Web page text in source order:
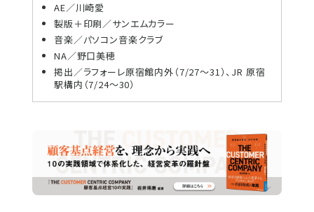
AE／川崎愛
製版＋印刷／サンエムカラー
音楽／パソコン音楽クラブ
NA／野口美穂
掲出／ラフォーレ原宿館内外（7/27～31）、JR 原宿
駅構内（7/24～30）